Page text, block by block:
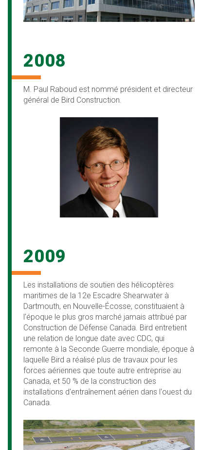
2008
M. Paul Raboud est nommé président et directeur
général de Bird Construction.
2009
Les installations de soutien des hélicoptères
maritimes de la 12e Escadre Shearwater à
Dartmouth, en Nouvelle-Écosse, constituaient à
l'époque le plus gros marché jamais attribué par
Construction de Défense Canada. Bird entretient
une relation de longue date avec CDC, qui
remonte à la Seconde Guerre mondiale, époque à
laquelle Bird a réalisé plus de travaux pour les
forces aériennes que toute autre entreprise au
Canada, et 50 % de la construction des
installations d'entraînement aérien dans l'ouest du
Canada.